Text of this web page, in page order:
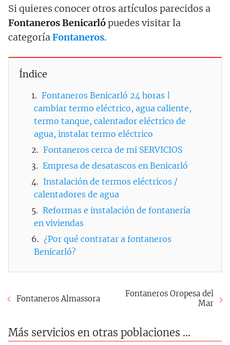
Si quieres conocer otros artículos parecidos a
Fontaneros Benicarlópuedes visitar la
categoríaFontaneros.
Índice
Fontaneros Benicarló 24 horas |
cambiar termo eléctrico, agua caliente,
termo tanque, calentador eléctrico de
agua, instalar termo eléctrico
Fontaneros cerca de mi SERVICIOS
Empresa de desatascos en Benicarló
Instalación de termos eléctricos /
calentadores de agua
Reformas e instalación de fontanería
en viviendas
¿Por qué contratar a fontaneros
Benicarló?
Fontaneros Almassora
Fontaneros Oropesa del
Mar
Más servicios en otras poblaciones ...